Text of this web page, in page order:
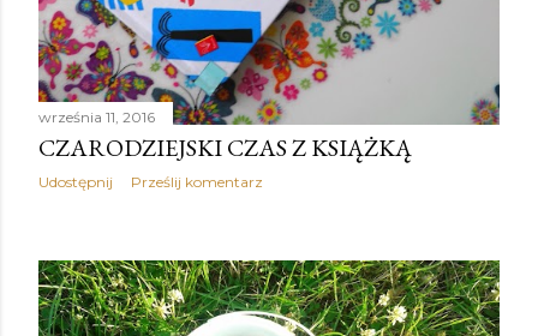
września 11, 2016
CZARODZIEJSKI CZAS Z KSIĄŻKĄ
Udostępnij Prześlij komentarz